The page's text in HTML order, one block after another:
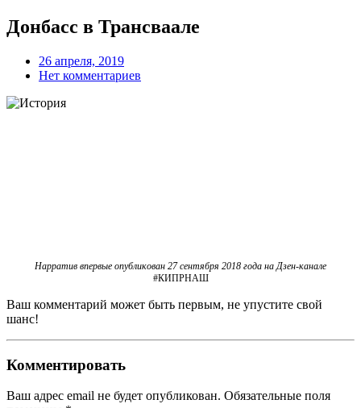
Донбасс в Трансваале
26 апреля, 2019
Нет комментариев
Нарратив впервые опубликован 27 сентября 2018 года на Дзен-канале
#КИПРНАШ
Ваш комментарий может быть первым, не упустите свой
шанс!
Комментировать
Ваш адрес email не будет опубликован. Обязательные поля